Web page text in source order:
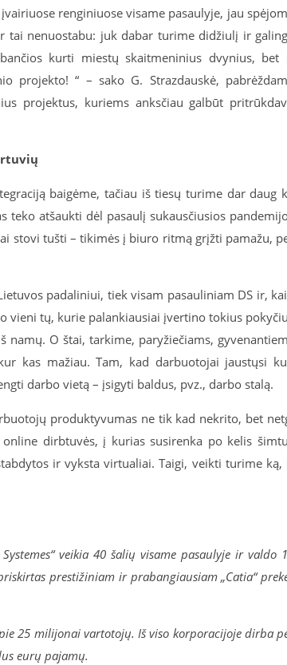
renginiuose visame pasaulyje, jau
tai nenuostabu: juk dabar turime didžiulį ir
kurti miestų skaitmeninius dvynius, bet
projekto! “ – sako G. Strazdauskė,
projektus, kuriems anksčiau galbūt
baigėme, tačiau iš tiesų turime dar daug
atšaukti dėl pasaulį sukausčiusios
stovi tušti – tikimės į biuro ritmą grįžti pamažu,
padaliniui, tiek visam pasauliniam DS ir,
vieni tų, kurie palankiausiai įvertino tokius
O štai, tarkime, paryžiečiams,
kas mažiau. Tam, kad darbuotojai jaustųsi
darbo vietą – įsigyti baldus, pvz., darbo stalą.
produktyvumas ne tik kad nekrito, bet
dirbtuvės, į kurias susirenka po kelis
ir vyksta virtualiai. Taigi, veikti turime ką,
veikia 40 šalių visame pasaulyje ir valdo
prestižiniam ir prabangiausiam „Catia“
25 milijonai vartotojų. Iš viso korporacijoje dirba
eurų pajamų.